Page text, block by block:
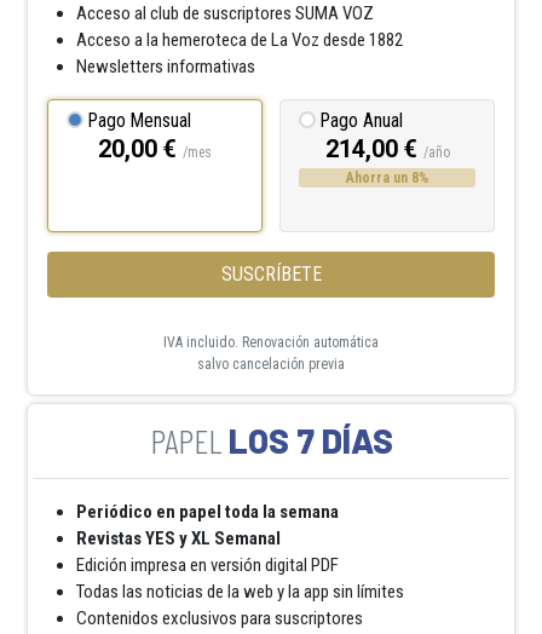
Acceso al club de suscriptores SUMA VOZ
Acceso a la hemeroteca de La Voz desde 1882
Newsletters informativas
Pago Mensual
20,00 € /mes
Pago Anual
214,00 € /año
Ahorra un 8%
SUSCRÍBETE
IVA incluido. Renovación automática
salvo cancelación previa
LOS 7 DÍAS
Periódico en papel toda la semana
Revistas YES y XL Semanal
Edición impresa en versión digital PDF
Todas las noticias de la web y la app sin límites
Contenidos exclusivos para suscriptores